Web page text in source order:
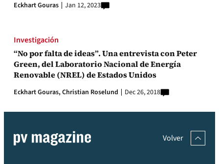
Eckhart Gouras Jan 12, 2023
Investigación
“No por falta de ideas”. Una entrevista con Peter
Green, del Laboratorio Nacional de Energía
Renovable (NREL) de Estados Unidos
Eckhart Gouras,Christian Roselund Dec 26, 2018
Volver